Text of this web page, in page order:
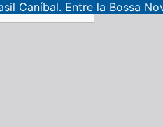
Caníbal. Entre la Bossa